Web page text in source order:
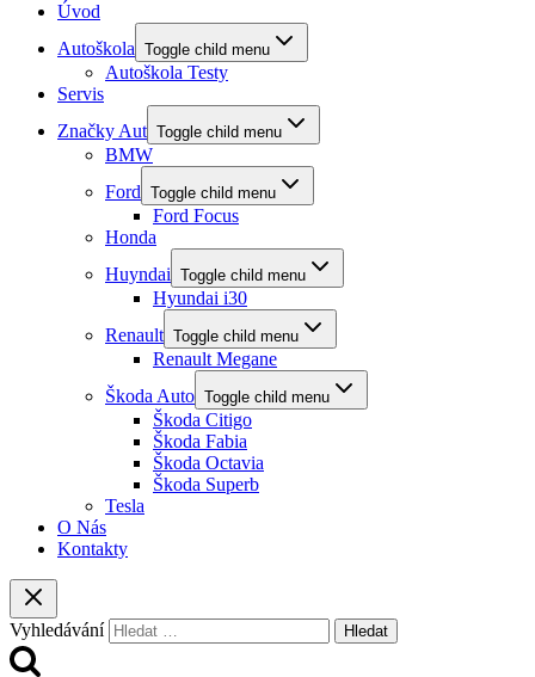
Úvod
Autoškola Toggle child menu
Autoškola Testy
Servis
Značky Aut Toggle child menu
BMW
Ford Toggle child menu
Ford Focus
Honda
Huyndai Toggle child menu
Hyundai i30
Renault Toggle child menu
Renault Megane
Škoda Auto Toggle child menu
Škoda Citigo
Škoda Fabia
Škoda Octavia
Škoda Superb
Tesla
O Nás
Kontakty
Vyhledávání